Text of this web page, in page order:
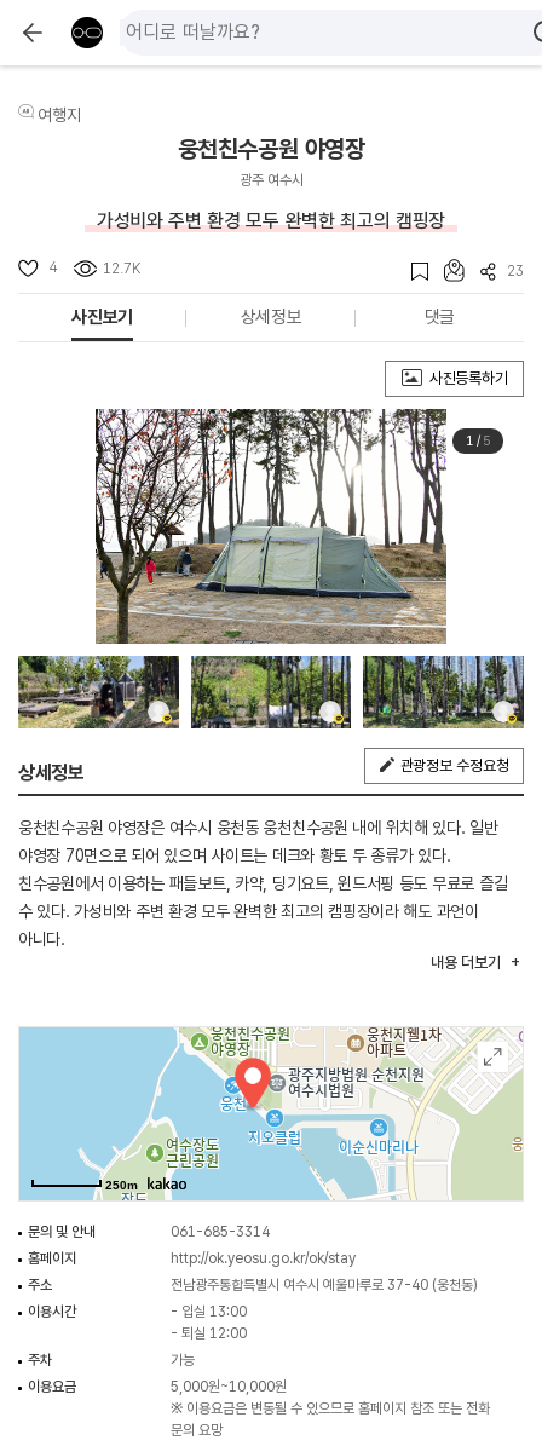
여행지
웅천친수공원 야영장
광주 여수시
가성비와 주변 환경 모두 완벽한 최고의 캠핑장
4 12.7K 23
사진보기 상세정보 댓글
사진등록하기
1/ 5
상세정보 관광정보 수정요청
웅천친수공원 야영장은 여수시 웅천동 웅천친수공원 내에 위치해 있다. 일반
야영장 70면으로 되어 있으며 사이트는 데크와 황토 두 종류가 있다.
친수공원에서 이용하는 패들보트, 카약, 딩기요트, 윈드서핑 등도 무료로 즐길
수 있다. 가성비와 주변 환경 모두 완벽한 최고의 캠핑장이라 해도 과언이
아니다.
내용 더보기
250m
문의 및 안내
061-685-3314
홈페이지
http://ok.yeosu.go.kr/ok/stay
주소
전남광주통합특별시 여수시 예울마루로 37-40 (웅천동)
이용시간
- 입실 13:00
- 퇴실 12:00
주차
가능
이용요금
5,000원~10,000원
※ 이용요금은 변동될 수 있으므로 홈페이지 참조 또는 전화
문의 요망